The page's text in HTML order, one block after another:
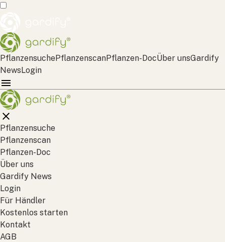
PflanzensuchePflanzenscanPflanzen-DocÜber unsGardify
NewsLogin
Pflanzensuche
Pflanzenscan
Pflanzen-Doc
Über uns
Gardify News
Login
Für Händler
Kostenlos starten
Kontakt
AGB